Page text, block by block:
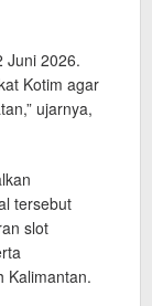
Juni 2026.
Kotim agar
ujarnya,
tersebut
slot
Kalimantan.